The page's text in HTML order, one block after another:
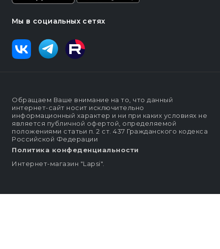
Мы в социальных сетях
Обращаем Ваше внимание на то, что данный
интернет-сайт носит исключительно
информационный характер и ни при каких условиях не
является публичной офертой, определяемой
положениями статьи п. 2 ст. 437 Гражданского кодекса
Российской Федерации
Политика конфеденциальности
Интернет-магазин "Lapsi".